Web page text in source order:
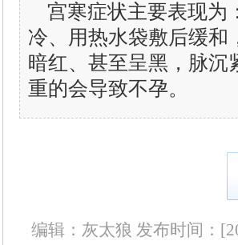
宫寒症状主要表现为
冷、用热水袋敷后缓和
暗红、甚至呈黑，脉
重的会导致不孕。
编辑：灰太狼 发布时间：